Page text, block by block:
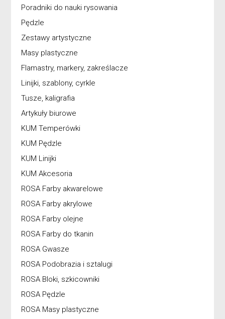
Poradniki do nauki rysowania
Pędzle
Zestawy artystyczne
Masy plastyczne
Flamastry, markery, zakreślacze
Linijki, szablony, cyrkle
Tusze, kaligrafia
Artykuły biurowe
KUM Temperówki
KUM Pędzle
KUM Linijki
KUM Akcesoria
ROSA Farby akwarelowe
ROSA Farby akrylowe
ROSA Farby olejne
ROSA Farby do tkanin
ROSA Gwasze
ROSA Podobrazia i sztalugi
ROSA Bloki, szkicowniki
ROSA Pędzle
ROSA Masy plastyczne